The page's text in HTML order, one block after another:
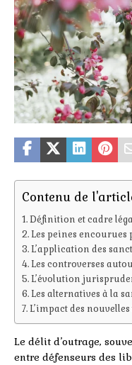
Contenu de
Définition et cadre
Les peines encourues
L’application des
Les controverses
L’évolution
Les alternatives à la
L’impact des
Le délit d’outrage,
entre défenseurs des